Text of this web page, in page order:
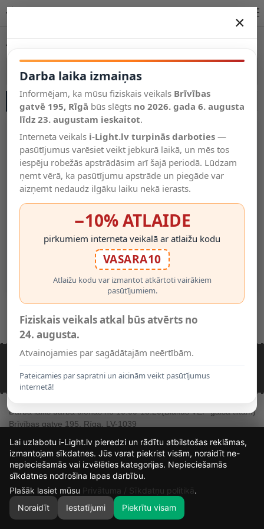
Salīdzināt
Vēlmju
saraksts
Valodas
0
AR111 iebūves (G53)
Vairāk kategoriju
Iebūvējams Gaismeklis
MATEO AR111/G53 Max.
17.17€
Iebūvējams Gaismeklis
MATEO AR111/G53 2 X Max.
26.57€
(+371) 22 33 1877
Rakstiet mums
Darba laiks darba dienās no 10:00-18:20
Brīvības gatve 195, Rīga, LV-1039
(Blakus VEF-gaisa tiltam)
Copyright i-Light.lv © 2026 by i-Light.lv SIA
×
Darba laika izmaiņas
Informējam, ka mūsu fiziskais veikals Brīvības
gatvē 195, Rīgā būs slēgts no 2026. gada 6. augusta
līdz 23. augustam ieskaitot.
Interneta veikals i-Light.lv turpinās darboties —
pasūtījumus varēsiet veikt jebkurā laikā, un mēs tos
iespēju robežās apstrādāsim arī šajā periodā. Lūdzam
ņemt vērā, ka pasūtījumu apstrāde un piegāde var
aizņemt nedaudz ilgāku laiku nekā ierasts.
−10% ATLAIDE
pirkumiem interneta veikalā ar atlaižu kodu
VASARA10
Atlaižu kodu var izmantot atkārtoti vairākiem
pasūtījumiem.
Fiziskais veikals atkal būs atvērts no
24. augusta.
Atvainojamies par sagādātajām neērtībām.
Pateicamies par sapratni un aicinām veikt pasūtījumus
internetā!
13
DIENAS
13
STUNDAS
44
MIN.
35
Lai uzlabotu i-Light.lv pieredzi un rādītu atbilstošas reklāmas,
izmantojam sīkdatnes. Jūs varat piekrist visām, noraidīt ne-
nepieciešamās vai izvēlēties kategorijas. Nepieciešamās
sīkdatnes nodrošina lapas darbību.
Plašāk lasiet mūsu Privātuma / Sīkdatņu politikā.
Noraidīt
Iestatījumi Piekrītu visam